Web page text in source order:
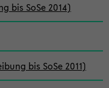
bis SoSe 2014)
bis SoSe 2011)